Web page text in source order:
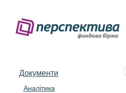
Документи
Аналітика